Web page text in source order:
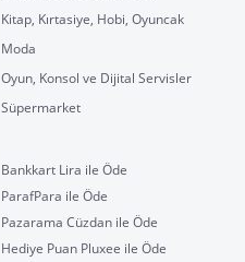
Kitap, Kırtasiye, Hobi, Oyuncak
Moda
Oyun, Konsol ve Dijital Servisler
Süpermarket
Bankkart Lira ile Öde
ParafPara ile Öde
Pazarama Cüzdan ile Öde
Hediye Puan Pluxee ile Öde